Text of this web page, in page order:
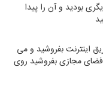
بودید و آن را پیدا
اینترنت بفروشید و می
فضای مجازی بفروشید روی